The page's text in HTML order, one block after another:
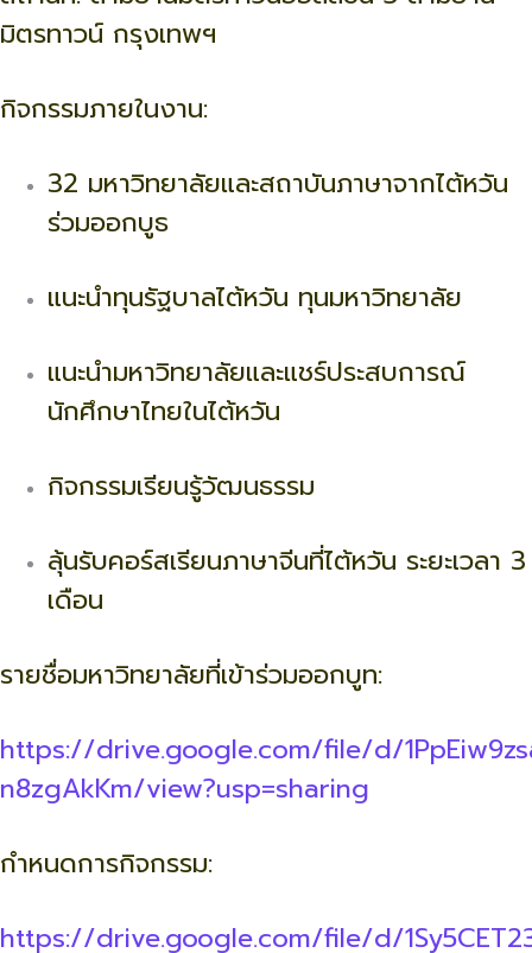
มิตรทาวน์ กรุงเทพฯ
กิจกรรมภายในงาน:
32 มหาวิทยาลัยและสถาบันภาษาจากไต้หวัน
ร่วมออกบูธ
แนะนำทุนรัฐบาลไต้หวัน ทุนมหาวิทยาลัย
แนะนำมหาวิทยาลัยและแชร์ประสบการณ์
นักศึกษาไทยในไต้หวัน
กิจกรรมเรียนรู้วัฒนธรรม
ลุ้นรับคอร์สเรียนภาษาจีนที่ไต้หวัน ระยะเวลา 3
เดือน
รายชื่อมหาวิทยาลัยที่เข้าร่วมออกบูท:
https://drive.google.com/file/d/
n8zgAkKm/view?usp=sharing
กำหนดการกิจกรรม:
https://drive.google.com/file/d/